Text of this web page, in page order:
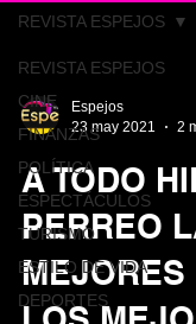
REVISTA ESPEJOS
CINE
FINANZAS
POLÍTICA
ESPECTÁCULOS
TURISMO
ESTILO DE VIDA
DEPORTES
REVISTA ESPEJOS
Espejos
23 may 2021
2
A TODO
PERREO
MEJORES